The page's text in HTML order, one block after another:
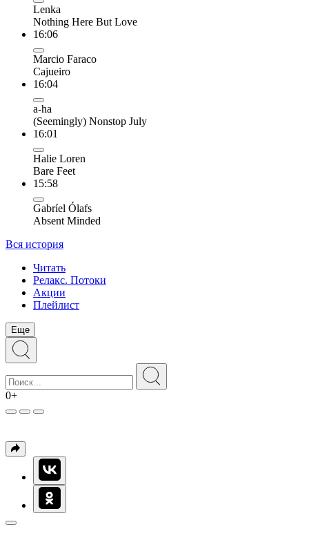
Lenka
Nothing Here But Love
16:06
Marcio Faraco
Cajueiro
16:04
a-ha
(Seemingly) Nonstop July
16:01
Halie Loren
Bare Feet
15:58
Gabríel Ólafs
Absent Minded
Вся история
Читать
Релакс. Потоки
Акции
Плейлист
Еще
0+